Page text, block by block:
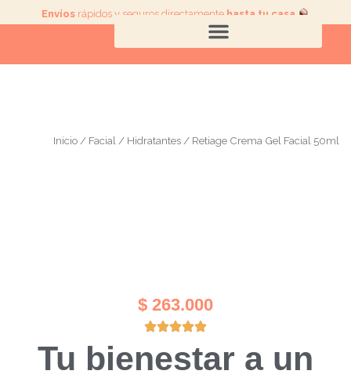
Envíos rápidos y seguros directamente hasta tu casa
Inicio / Facial / Hidratantes / Retiage Crema Gel Facial 50ml
$ 263.000
Tu bienestar a un